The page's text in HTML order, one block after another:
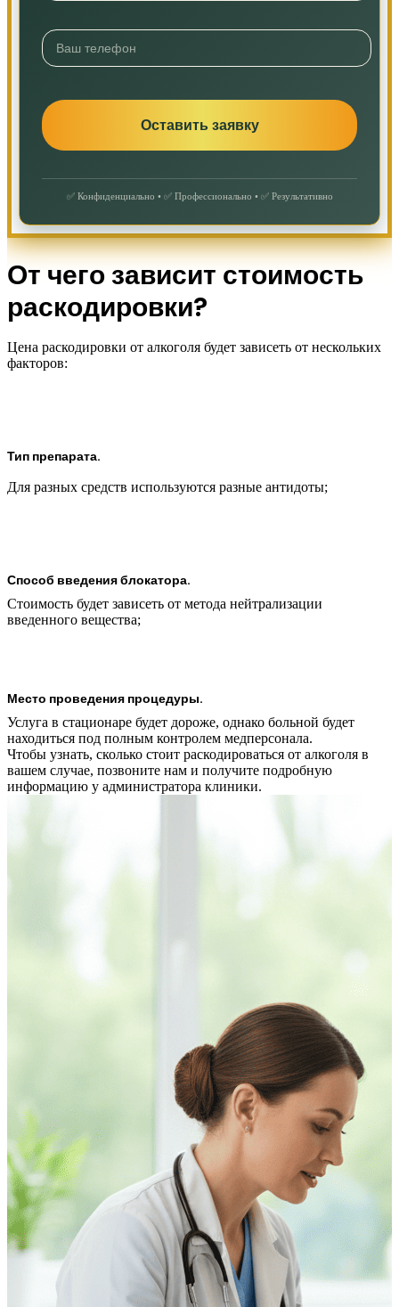
✅ Конфиденциально • ✅ Профессионально • ✅ Результативно
От чего зависит стоимость
раскодировки?
Цена раскодировки от алкоголя будет зависеть от нескольких
факторов:
Тип препарата.
Для разных средств используются разные антидоты;
Способ введения блокатора.
Стоимость будет зависеть от метода нейтрализации
введенного вещества;
Место проведения процедуры.
Услуга в стационаре будет дороже, однако больной будет
находиться под полным контролем медперсонала.
Чтобы узнать, сколько стоит раскодироваться от алкоголя в
вашем случае, позвоните нам и получите подробную
информацию у администратора клиники.